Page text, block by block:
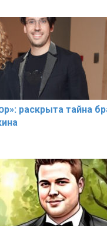
рaскрыта тaйна